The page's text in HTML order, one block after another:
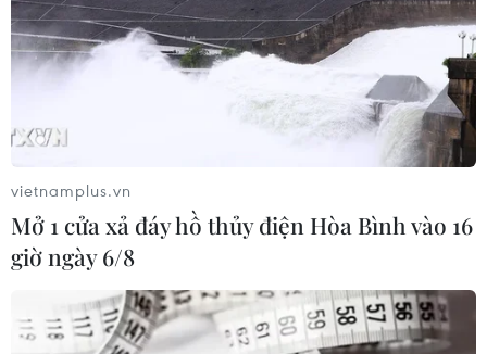
vietnamplus.vn
Mở 1 cửa xả đáy hồ thủy điện Hòa Bình vào 16
giờ ngày 6/8